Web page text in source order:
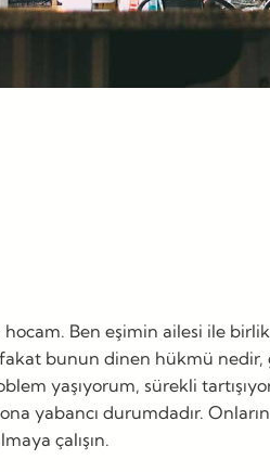
Ben eşimin ailesi ile
bunun dinen hükmü nedir,
yaşıyorum, sürekli
yabancı durumdadır.
çalışın.